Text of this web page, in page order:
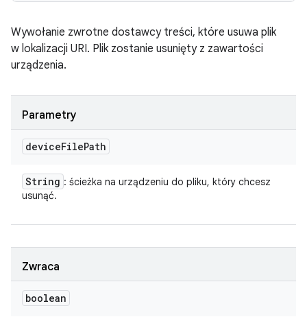
Wywołanie zwrotne dostawcy treści, które usuwa plik
w lokalizacji URI. Plik zostanie usunięty z zawartości
urządzenia.
Parametry
deviceFilePath
String : ścieżka na urządzeniu do pliku, który chcesz
usunąć.
Zwraca
boolean